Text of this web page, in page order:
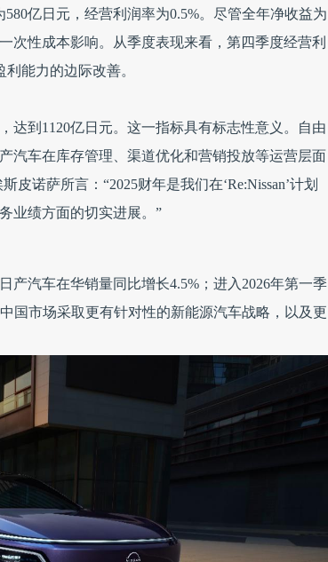
亿日元，经营利润率为0.5%。尽管全年净收益为
次性成本影响。从季度表现来看，第四季度经营利
能力的边际改善。
达到1120亿日元。这一指标具有标志性意义。自由
汽车在库存管理、渠道优化和营销投放等运营层面
诺萨所言：“2025财年是我们在‘Re:Nissan’计划
业绩方面的切实进展。”
产汽车在华销量同比增长4.5%；进入2026年第一季
国市场采取更有针对性的新能源汽车战略，以及更